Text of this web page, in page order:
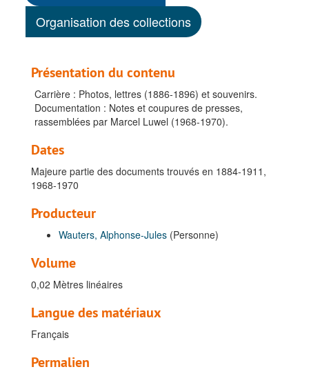
Organisation des collections
Présentation du contenu
Carrière : Photos, lettres (1886-1896) et souvenirs.
Documentation : Notes et coupures de presses,
rassemblées par Marcel Luwel (1968-1970).
Dates
Majeure partie des documents trouvés en 1884-1911,
1968-1970
Producteur
Wauters, Alphonse-Jules (Personne)
Volume
0,02 Mètres linéaires
Langue des matériaux
Français
Permalien